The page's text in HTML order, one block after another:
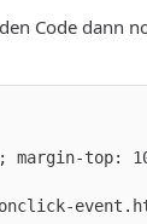
Code dann